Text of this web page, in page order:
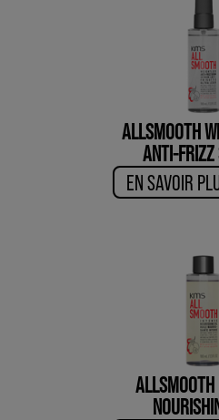
ALLSMOOTH
ANTI-
EN SAVOIR